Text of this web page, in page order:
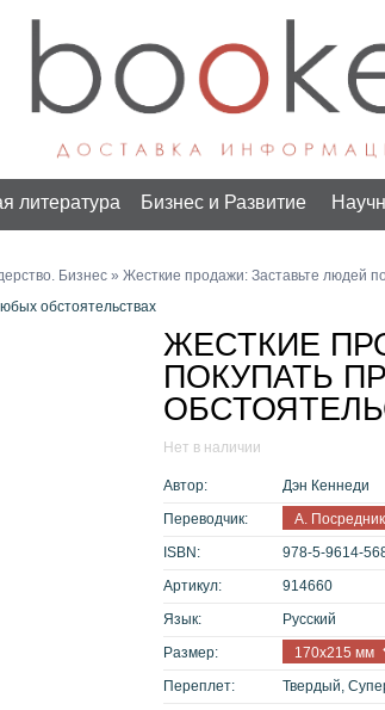
литература Бизнес и Развитие
Бизнес » Жесткие продажи: Заставьте людей
обстоятельствах
ЖЕСТКИЕ
ПОКУПАТЬ
Нет в наличии
Автор:
Дэн Кеннеди
Переводчик:
А.
ISBN:
978-5-9614-
Артикул:
914660
Язык:
Русский
Размер:
170x215 мм
Переплет:
Твердый,